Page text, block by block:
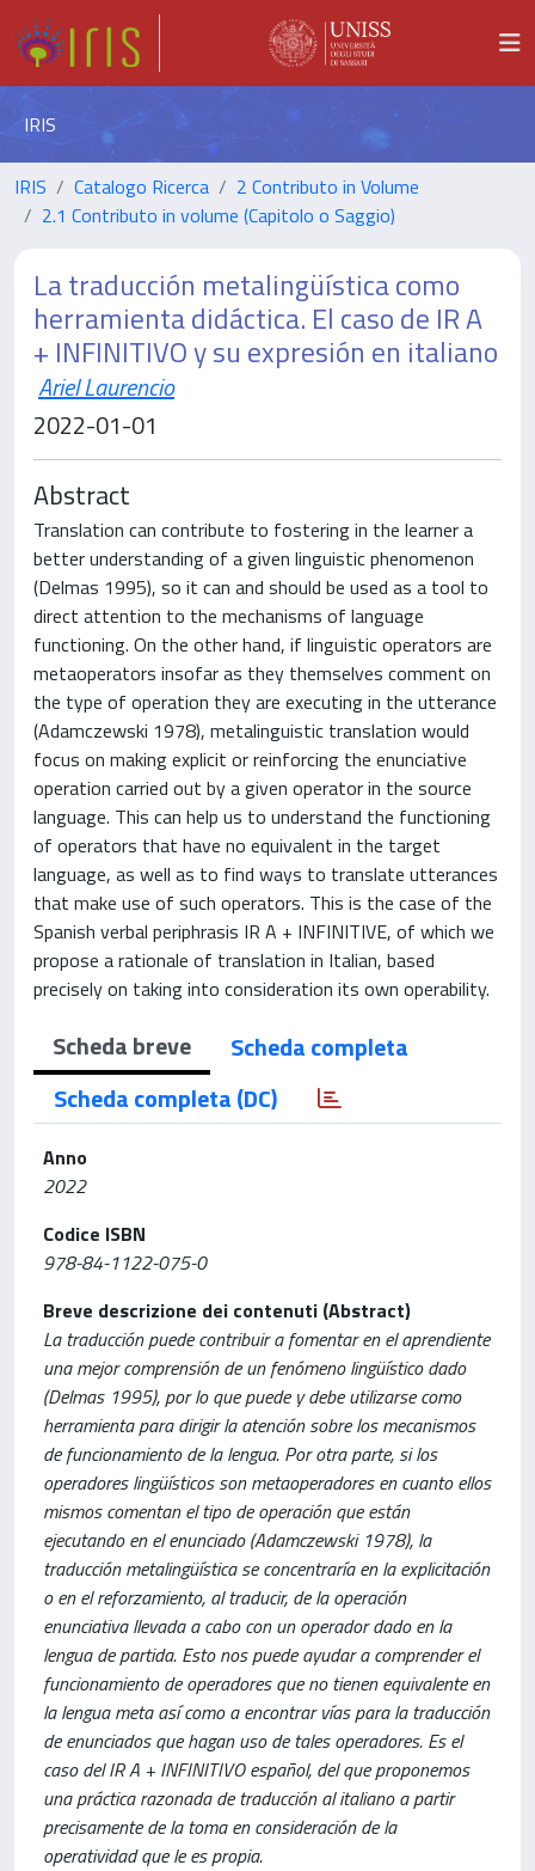
IRIS
IRIS Catalogo Ricerca
2 Contributo in Volume
2.1 Contributo in volume (Capitolo o Saggio)
La traducción metalingüística como
herramienta didáctica. El caso de IR A
+ INFINITIVO y su expresión en italiano
Ariel Laurencio
2022-01-01
Abstract
Translation can contribute to fostering in the learner a
better understanding of a given linguistic phenomenon
(Delmas 1995), so it can and should be used as a tool to
direct attention to the mechanisms of language
functioning. On the other hand, if linguistic operators are
metaoperators insofar as they themselves comment on
the type of operation they are executing in the utterance
(Adamczewski 1978), metalinguistic translation would
focus on making explicit or reinforcing the enunciative
operation carried out by a given operator in the source
language. This can help us to understand the functioning
of operators that have no equivalent in the target
language, as well as to find ways to translate utterances
that make use of such operators. This is the case of the
Spanish verbal periphrasis IR A + INFINITIVE, of which we
propose a rationale of translation in Italian, based
precisely on taking into consideration its own operability.
Scheda breve
Scheda completa
Scheda completa (DC)
Anno
2022
Codice ISBN
978-84-1122-075-0
Breve descrizione dei contenuti (Abstract)
La traducción puede contribuir a fomentar en el aprendiente
una mejor comprensión de un fenómeno lingüístico dado
(Delmas 1995), por lo que puede y debe utilizarse como
herramienta para dirigir la atención sobre los mecanismos
de funcionamiento de la lengua. Por otra parte, si los
operadores lingüísticos son metaoperadores en cuanto ellos
mismos comentan el tipo de operación que están
ejecutando en el enunciado (Adamczewski 1978), la
traducción metalingüística se concentraría en la explicitación
o en el reforzamiento, al traducir, de la operación
enunciativa llevada a cabo con un operador dado en la
lengua de partida. Esto nos puede ayudar a comprender el
funcionamiento de operadores que no tienen equivalente en
la lengua meta así como a encontrar vías para la traducción
de enunciados que hagan uso de tales operadores. Es el
caso del IR A + INFINITIVO español, del que proponemos
una práctica razonada de traducción al italiano a partir
precisamente de la toma en consideración de la
operatividad que le es propia.